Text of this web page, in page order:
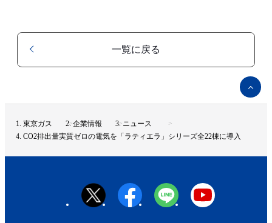
一覧に戻る
ペ
ー
ジ
へ
東京ガス 企業情報
ニュース
CO2排出量実質ゼロの電気を「ラティエラ」シリーズ全22棟に導入